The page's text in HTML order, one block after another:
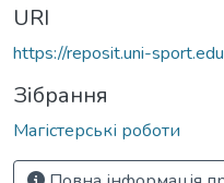
URI
https://reposit.uni-
Зібрання
Магістерські роботи